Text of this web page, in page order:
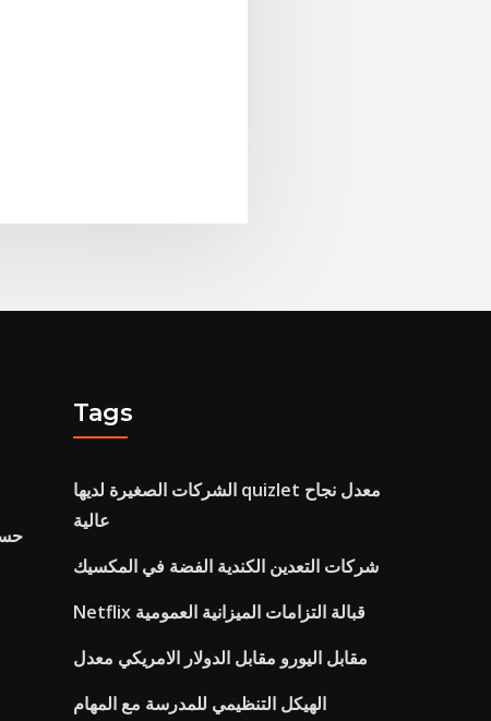
Tags
الشركات الصغيرة لديها quizlet معدل نجاح
عالية
شركات التعدين الكندية الفضة في المكسيك
Netflix قبالة التزامات الميزانية العمومية
مقابل اليورو مقابل الدولار الامريكي معدل
الهيكل التنظيمي للمدرسة مع المهام